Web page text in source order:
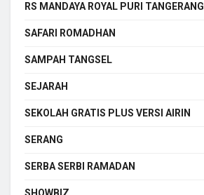
RS MANDAYA ROYAL PURI TANGERANG
SAFARI ROMADHAN
SAMPAH TANGSEL
SEJARAH
SEKOLAH GRATIS PLUS VERSI AIRIN
SERANG
SERBA SERBI RAMADAN